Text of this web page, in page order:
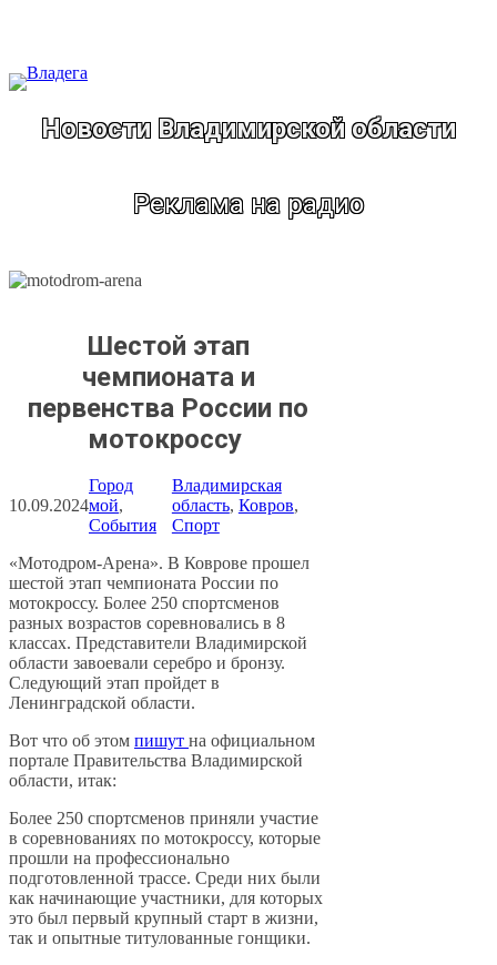
Новости Владимирской области
Реклама на радио
Шестой этап
чемпионата и
первенства России по
мотокроссу
10.09.2024
Город
мой
События
Владимирская
область, Ковров
Спорт
«Мотодром-Арена». В Коврове прошел
шестой этап чемпионата России по
мотокроссу. Более 250 спортсменов
разных возрастов соревновались в 8
классах. Представители Владимирской
области завоевали серебро и бронзу.
Следующий этап пройдет в
Ленинградской области.
Вот что об этом пишут на официальном
портале Правительства Владимирской
области, итак:
Более 250 спортсменов приняли участие
в соревнованиях по мотокроссу, которые
прошли на профессионально
подготовленной трассе. Среди них были
как начинающие участники, для которых
это был первый крупный старт в жизни,
так и опытные титулованные гонщики.